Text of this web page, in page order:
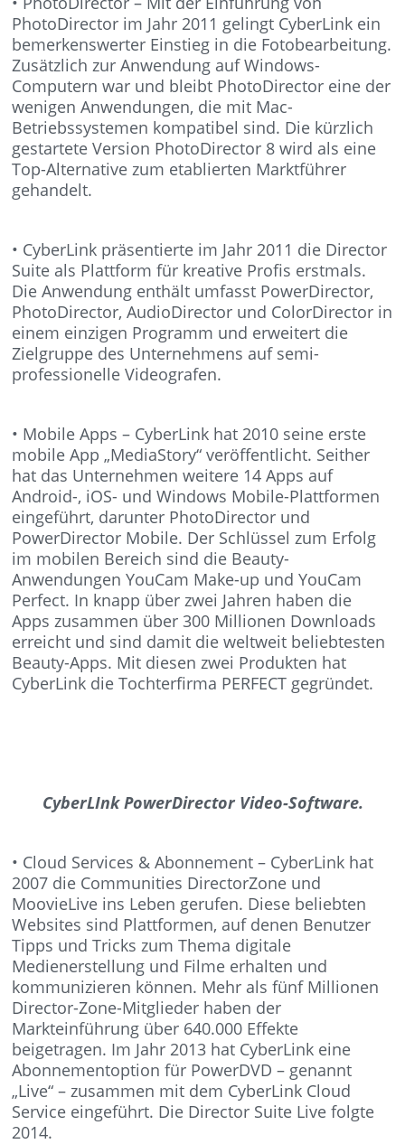
PhotoDirector im Jahr 2011 gelingt CyberLink ein
bemerkenswerter Einstieg in die Fotobearbeitung.
Zusätzlich zur Anwendung auf Windows-
Computern war und bleibt PhotoDirector eine der
wenigen Anwendungen, die mit Mac-
Betriebssystemen kompatibel sind. Die kürzlich
gestartete Version PhotoDirector 8 wird als eine
Top-Alternative zum etablierten Marktführer
gehandelt.
• CyberLink präsentierte im Jahr 2011 die Director
Suite als Plattform für kreative Profis erstmals.
Die Anwendung enthält umfasst PowerDirector,
PhotoDirector, AudioDirector und ColorDirector in
einem einzigen Programm und erweitert die
Zielgruppe des Unternehmens auf semi-
professionelle Videografen.
• Mobile Apps – CyberLink hat 2010 seine erste
mobile App „MediaStory“ veröffentlicht. Seither
hat das Unternehmen weitere 14 Apps auf
Android-, iOS- und Windows Mobile-Plattformen
eingeführt, darunter PhotoDirector und
PowerDirector Mobile. Der Schlüssel zum Erfolg
im mobilen Bereich sind die Beauty-
Anwendungen YouCam Make-up und YouCam
Perfect. In knapp über zwei Jahren haben die
Apps zusammen über 300 Millionen Downloads
erreicht und sind damit die weltweit beliebtesten
Beauty-Apps. Mit diesen zwei Produkten hat
CyberLink die Tochterfirma PERFECT gegründet.
CyberLInk PowerDirector Video-Software.
• Cloud Services & Abonnement – CyberLink hat
2007 die Communities DirectorZone und
MoovieLive ins Leben gerufen. Diese beliebten
Websites sind Plattformen, auf denen Benutzer
Tipps und Tricks zum Thema digitale
Medienerstellung und Filme erhalten und
kommunizieren können. Mehr als fünf Millionen
Director-Zone-Mitglieder haben der
Markteinführung über 640.000 Effekte
beigetragen. Im Jahr 2013 hat CyberLink eine
Abonnementoption für PowerDVD – genannt
„Live“ – zusammen mit dem CyberLink Cloud
Service eingeführt. Die Director Suite Live folgte
2014.